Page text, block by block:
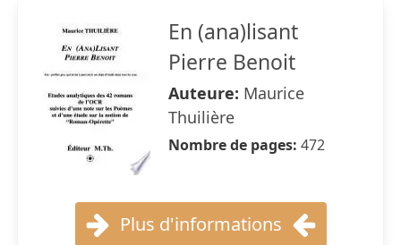
En (ana)lisant
Pierre Benoit
Auteure: Maurice
Thuilière
Nombre de pages: 472
Plus d'informations